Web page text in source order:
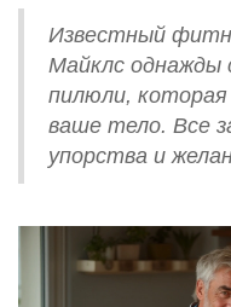
Известный
Майклс однажды
пилюли,
ваше тело. Все
упорства и